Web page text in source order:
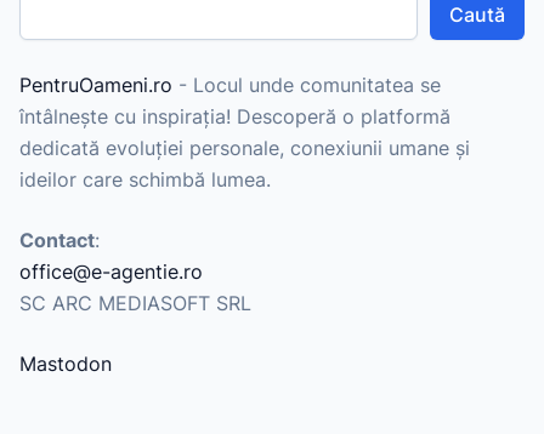
Caută
PentruOameni.ro - Locul unde comunitatea se
întâlnește cu inspirația! Descoperă o platformă
dedicată evoluției personale, conexiunii umane și
ideilor care schimbă lumea.
Contact:
office@e-agentie.ro
SC ARC MEDIASOFT SRL
Mastodon